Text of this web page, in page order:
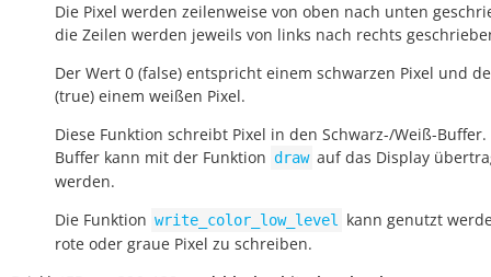
Die Pixel werden zeilenweise von oben nach unten
die Zeilen werden jeweils von links nach rechts
Der Wert 0 (false) entspricht einem schwarzen Pixel und
(true) einem weißen Pixel.
Diese Funktion schreibt Pixel in den Schwarz-/Weiß-Buffer.
Buffer kann mit der Funktion draw auf das Display
werden.
Die Funktion write_color_low_level
kann genutzt
rote oder graue Pixel zu schreiben.